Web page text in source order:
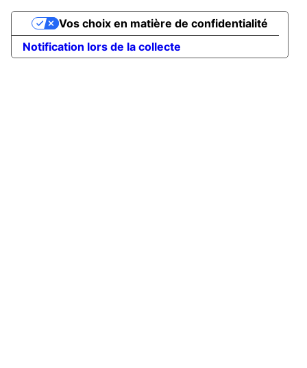
Notification lors de la collecte
Vos choix en matière de confidentialité